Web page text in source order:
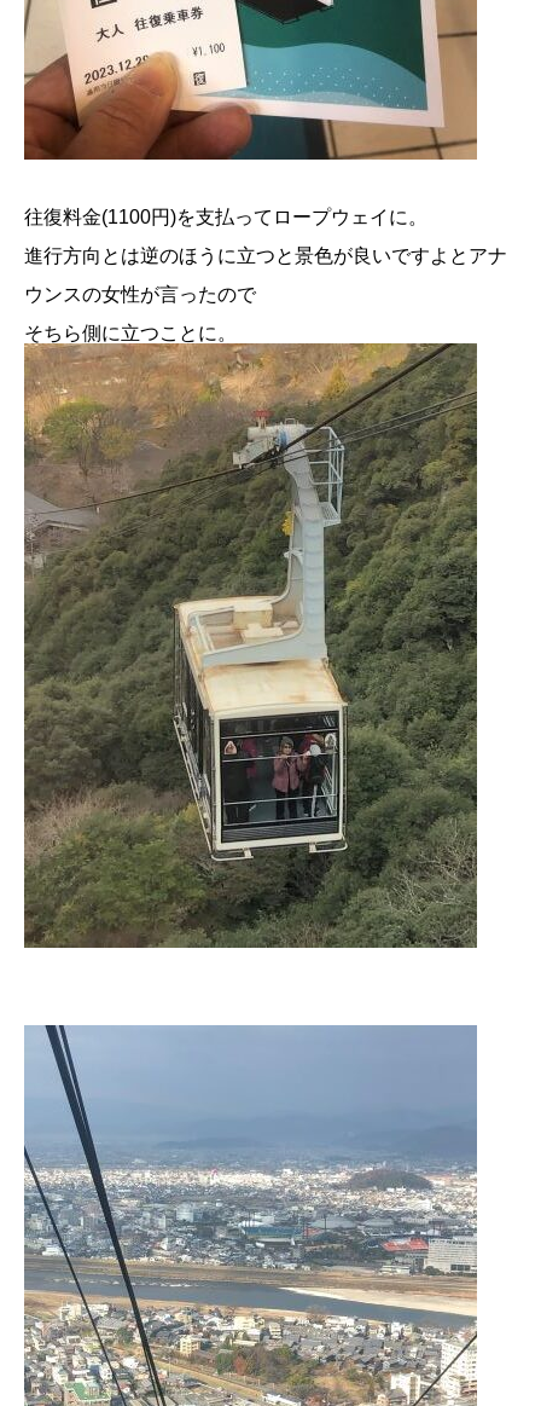
往復料金(1100円)を支払ってロープウェイに。
進行方向とは逆のほうに立つと景色が良いですよとアナ
ウンスの女性が言ったので
そちら側に立つことに。